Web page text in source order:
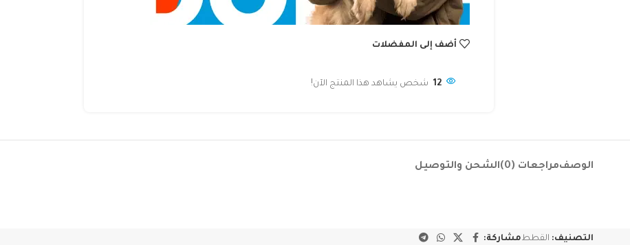
أضف إلى المفضلات
12 شخص يشاهد هذا المنتج الآن!
الوصفمراجعات (0) الشحن والتوصيل
التصنيف: القططمشاركة: